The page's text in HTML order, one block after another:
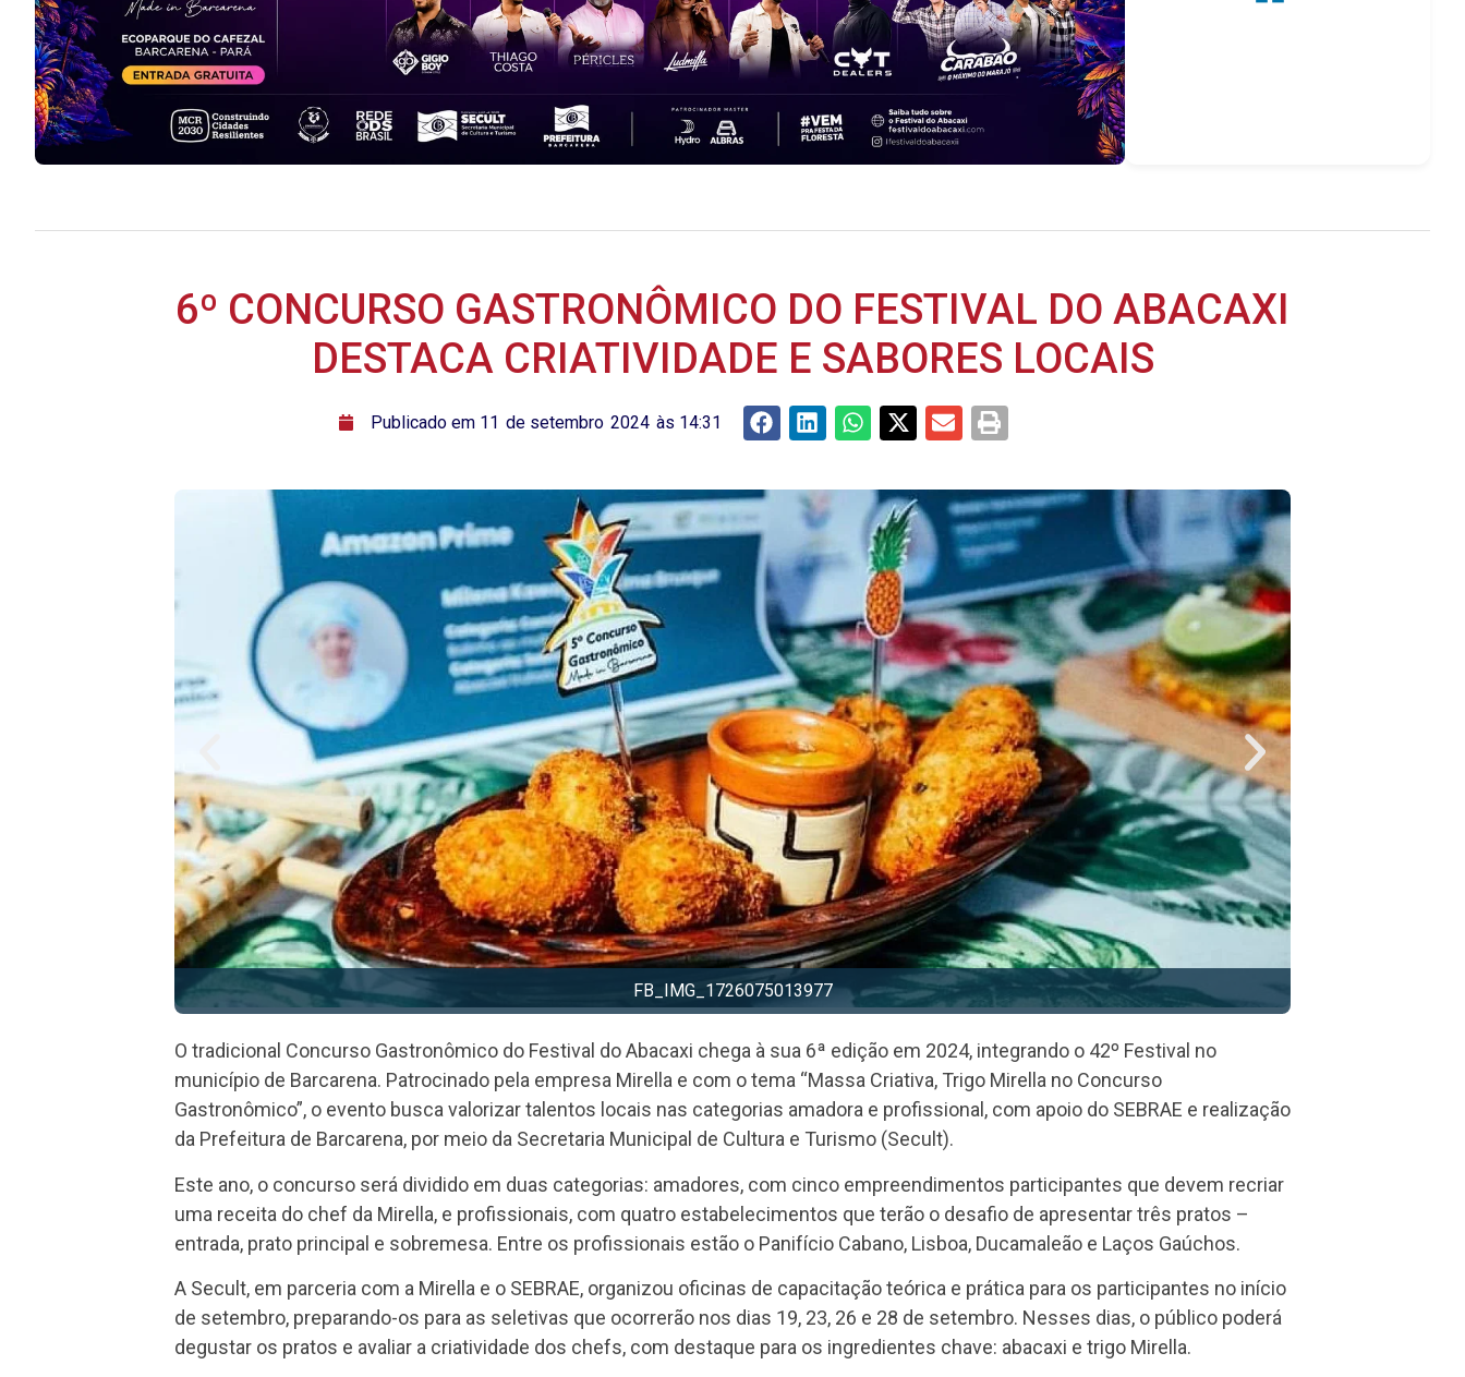
6º CONCURSO GASTRONÔMICO DO FESTIVAL DO ABACAXI
DESTACA CRIATIVIDADE E SABORES LOCAIS
ﾠPublicado em 11 de setembro 2024 às 14:31
FB_IMG_1726075025992
O tradicional Concurso Gastronômico do Festival do Abacaxi chega à sua 6ª edição em 2024, integrando o 42º Festival no
município de Barcarena. Patrocinado pela empresa Mirella e com o tema “Massa Criativa, Trigo Mirella no Concurso
Gastronômico”, o evento busca valorizar talentos locais nas categorias amadora e profissional, com apoio do SEBRAE e realização
da Prefeitura de Barcarena, por meio da Secretaria Municipal de Cultura e Turismo (Secult).
Este ano, o concurso será dividido em duas categorias: amadores, com cinco empreendimentos participantes que devem recriar
uma receita do chef da Mirella, e profissionais, com quatro estabelecimentos que terão o desafio de apresentar três pratos –
entrada, prato principal e sobremesa. Entre os profissionais estão o Panifício Cabano, Lisboa, Ducamaleão e Laços Gaúchos.
A Secult, em parceria com a Mirella e o SEBRAE, organizou oficinas de capacitação teórica e prática para os participantes no início
de setembro, preparando-os para as seletivas que ocorrerão nos dias 19, 23, 26 e 28 de setembro. Nesses dias, o público poderá
degustar os pratos e avaliar a criatividade dos chefs, com destaque para os ingredientes chave: abacaxi e trigo Mirella.